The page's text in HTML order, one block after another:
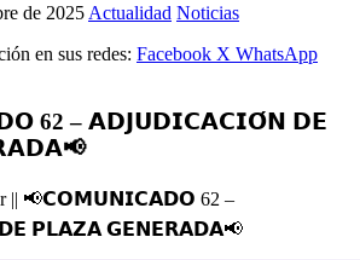
de 2025 Actualidad Noticias
en sus redes: Facebook X WhatsApp
62 – 𝗔𝗗𝗝𝗨𝗗𝗜𝗖𝗔𝗖𝗜𝗢́𝗡 𝗗𝗘
|| 📢𝗖𝗢𝗠𝗨𝗡𝗜𝗖𝗔𝗗𝗢 62 –
𝗣𝗟𝗔𝗭𝗔 𝗚𝗘𝗡𝗘𝗥𝗔𝗗𝗔📢